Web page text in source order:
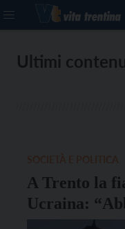
Ultimi
A Trento la
Ucraina:
che